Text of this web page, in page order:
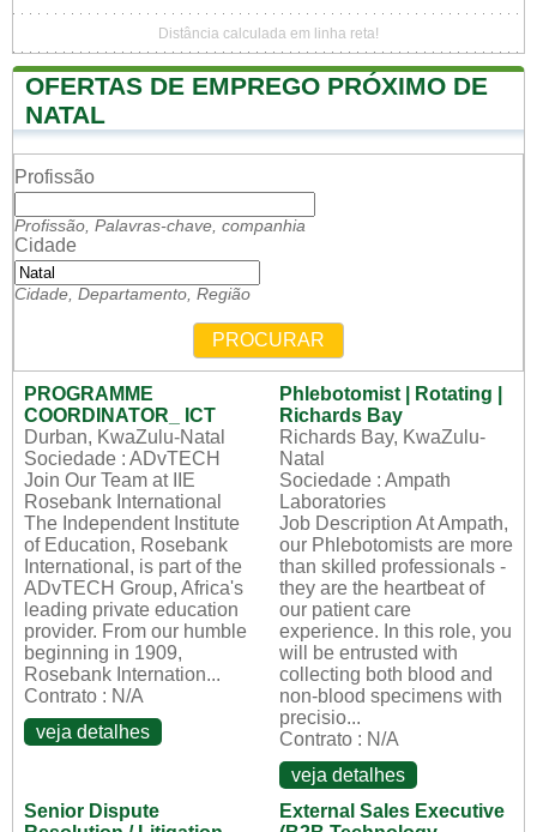
Distância calculada em linha reta!
OFERTAS DE EMPREGO PRÓXIMO DE
NATAL
Profissão
Profissão, Palavras-chave, companhia
Cidade
Cidade, Departamento, Região
PROCURAR
PROGRAMME
COORDINATOR_ ICT
Durban, KwaZulu-Natal
Sociedade : ADvTECH
Join Our Team at IIE
Rosebank International
The Independent Institute
of Education, Rosebank
International, is part of the
ADvTECH Group, Africa's
leading private education
provider. From our humble
beginning in 1909,
Rosebank Internation...
Contrato : N/A
veja detalhes
Phlebotomist | Rotating |
Richards Bay
Richards Bay, KwaZulu-
Natal
Sociedade : Ampath
Laboratories
Job Description At Ampath,
our Phlebotomists are more
than skilled professionals -
they are the heartbeat of
our patient care
experience. In this role, you
will be entrusted with
collecting both blood and
non-blood specimens with
precisio...
Contrato : N/A
veja detalhes
Senior Dispute
External Sales Executive